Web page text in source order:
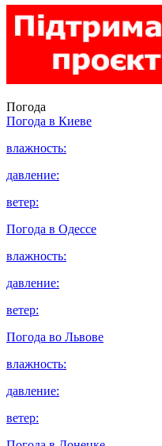
Погода
Погода в Киеве
влажность:
давление:
ветер:
Погода в Одессе
влажность:
давление:
ветер:
Погода во Львове
влажность:
давление:
ветер: